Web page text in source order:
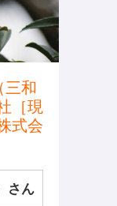
三和
［現
式会
さん